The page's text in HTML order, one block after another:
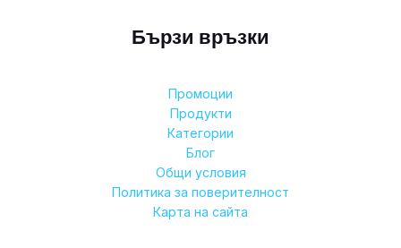
Бързи връзки
Промоции
Продукти
Категории
Блог
Общи условия
Политика за поверителност
Карта на сайта